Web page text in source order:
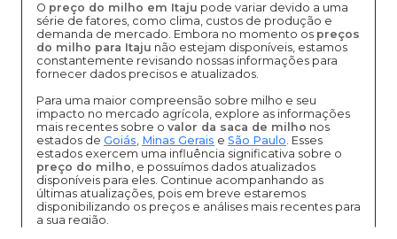
O preço do milho em Itaju pode variar devido a uma
série de fatores, como clima, custos de produção e
demanda de mercado. Embora no momento os preços
do milho para Itaju não estejam disponíveis, estamos
constantemente revisando nossas informações para
fornecer dados precisos e atualizados.
Para uma maior compreensão sobre milho e seu
impacto no mercado agrícola, explore as informações
mais recentes sobre o valor da saca de milho nos
estados de Goiás, Minas Gerais e São Paulo. Esses
estados exercem uma influência significativa sobre o
preço do milho, e possuímos dados atualizados
disponíveis para eles. Continue acompanhando as
últimas atualizações, pois em breve estaremos
disponibilizando os preços e análises mais recentes para
a sua região.